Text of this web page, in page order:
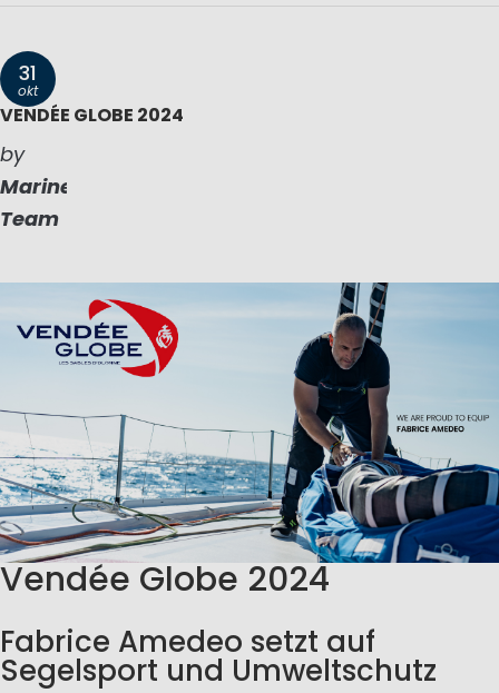
31
okt
VENDÉE GLOBE 2024
by
Marinepool
Team
Vendée Globe 2024
Fabrice Amedeo setzt auf
Segelsport und Umweltschutz